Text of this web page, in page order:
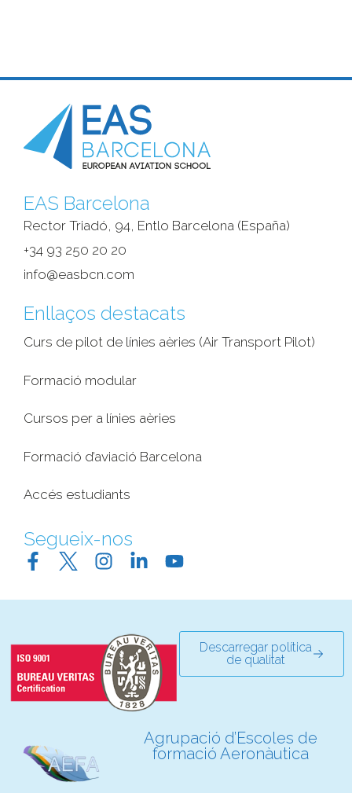
EAS Barcelona
Rector Triadó, 94, Entlo Barcelona (España)‎
+34 93 250 20 20
info@easbcn.com
Enllaços destacats
Curs de pilot de línies aèries (Air Transport Pilot)
Formació modular
Cursos per a línies aèries
Formació d’aviació Barcelona
Accés estudiants
Segueix-nos
Descarregar política
de qualitat
Agrupació d’Escoles de
formació Aeronàutica